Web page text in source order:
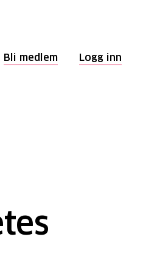
Bli medlem Logg inn